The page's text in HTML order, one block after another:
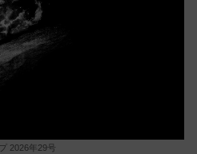
2026年29号